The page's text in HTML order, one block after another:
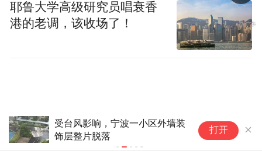
受台风影响，宁波一小区外墙装
饰层整片脱落
打开
耶鲁大学高级研究员唱衰香
港的老调，该收场了！